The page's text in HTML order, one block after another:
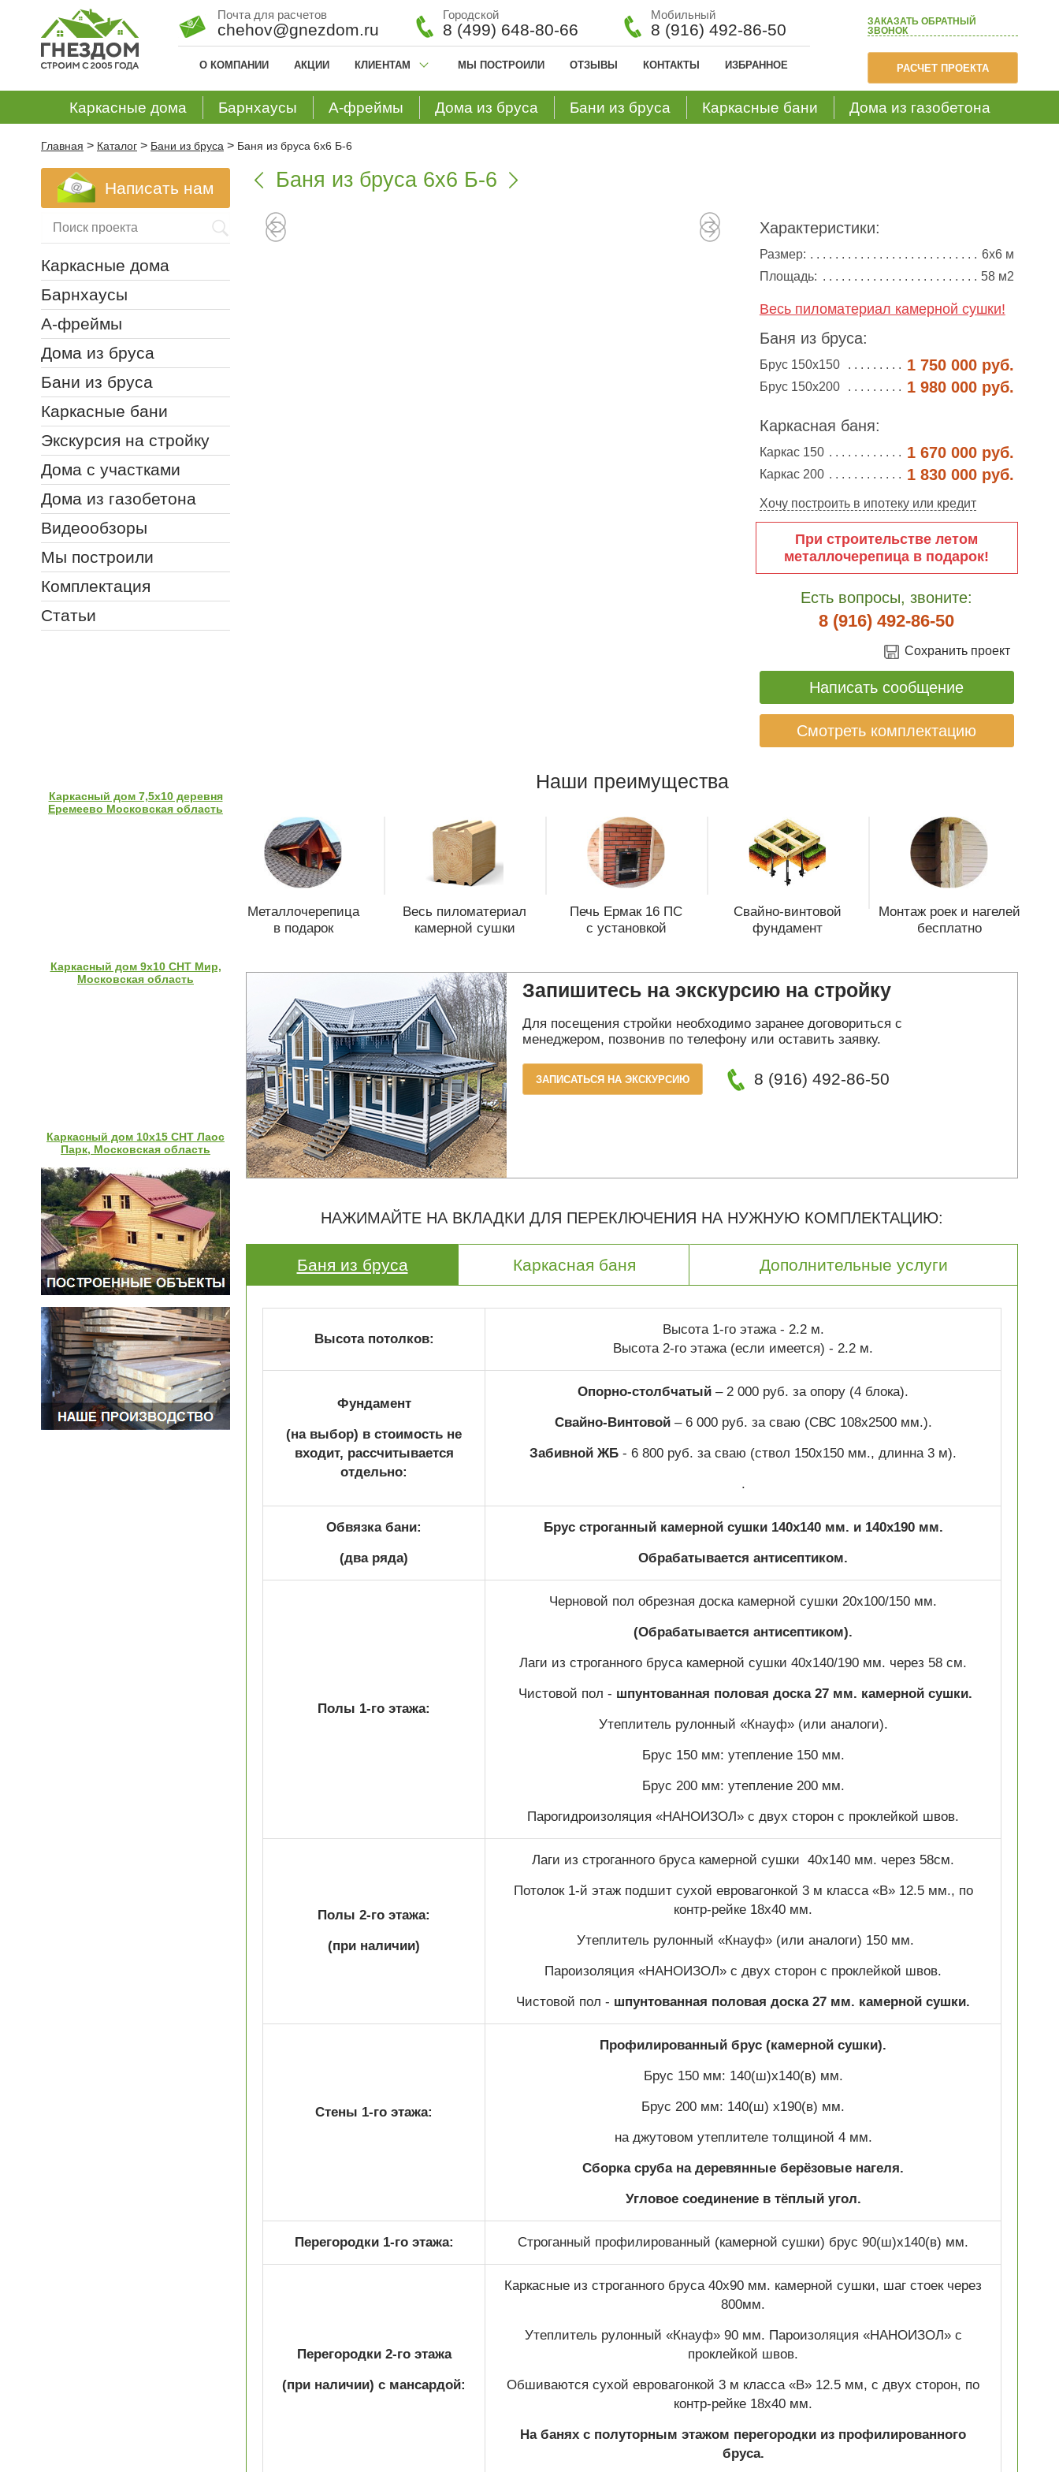
ЗАКАЗАТЬ ОБРАТНЫЙ
ЗВОНОК
РАСЧЕТ ПРОЕКТА
Почта для расчетов
chehov@gnezdom.ru
Городской
8 (499) 648-80-66
Мобильный
8 (916) 492-86-50
О КОМПАНИИ АКЦИИ КЛИЕНТАМ МЫ ПОСТРОИЛИ ОТЗЫВЫ КОНТАКТЫ ИЗБРАННОЕ
Каркасные дома Барнхаусы А-фреймы Дома из бруса Бани из бруса Каркасные бани Дома из газобетона
Главная > Каталог > Бани из бруса > Баня из бруса 6х6 Б-6
 Баня из бруса 6х6 Б-6 
Характеристики:
Размер:
6х6 м
Площадь:
58 м2
Весь пиломатериал камерной сушки!
Баня из бруса:
Брус 150х150 1 750 000 руб.
Брус 150х200 1 980 000 руб.
Каркасная баня:
Каркас 150 1 670 000 руб.
Каркас 200 1 830 000 руб.
Хочу построить в ипотеку или кредит
При строительстве летом
металлочерепица в подарок!
Есть вопросы, звоните:
8 (916) 492-86-50
Сохранить проект
Написать сообщение
Смотреть комплектацию
Наши преимущества
Металлочерепица
в подарок
Весь пиломатериал
камерной сушки
Печь Ермак 16 ПС
с установкой
Свайно-винтовой
фундамент
Монтаж роек и нагелей
бесплатно
Запишитесь на экскурсию на стройку
Для посещения стройки необходимо заранее договориться с
менеджером, позвонив по телефону или оставить заявку.
ЗАПИСАТЬСЯ НА ЭКСКУРСИЮ 8 (916) 492-86-50
НАЖИМАЙТЕ НА ВКЛАДКИ ДЛЯ ПЕРЕКЛЮЧЕНИЯ НА НУЖНУЮ КОМПЛЕКТАЦИЮ:
Баня из бруса Каркасная баня Дополнительные услуги
Высота потолков:
Высота 1-го этажа - 2.2 м.
Высота 2-го этажа (если имеется) - 2.2 м.
Фундамент
(на выбор) в стоимость не
входит, рассчитывается
отдельно:
Опорно-столбчатый – 2 000 руб. за опору (4 блока).
Свайно-Винтовой– 6 000 руб. за сваю (СВС 108х2500 мм.).
Забивной ЖБ - 6 800 руб. за сваю (ствол 150х150 мм., длинна 3 м).
.
Обвязка бани:
(два ряда)
Брус строганный камерной сушки 140х140 мм. и 140х190 мм.
Обрабатывается антисептиком.
Полы 1-го этажа:
Черновой пол обрезная доска камерной сушки 20х100/150 мм.
(Обрабатывается антисептиком).
Лаги из строганного бруса камерной сушки 40х140/190 мм. через 58 см.
Чистовой пол - шпунтованная половая доска 27 мм. камерной сушки.
Утеплитель рулонный «Кнауф» (или аналоги).
Брус 150 мм: утепление 150 мм.
Брус 200 мм: утепление 200 мм.
Парогидроизоляция «НАНОИЗОЛ» с двух сторон с проклейкой швов.
Полы 2-го этажа:
(при наличии)
Лаги из строганного бруса камерной сушки 40х140 мм. через 58см.
Потолок 1-й этаж подшит сухой евровагонкой 3 м класса «В» 12.5 мм., по
контр-рейке 18х40 мм.
Утеплитель рулонный «Кнауф» (или аналоги) 150 мм.
Пароизоляция «НАНОИЗОЛ» с двух сторон с проклейкой швов.
Чистовой пол - шпунтованная половая доска 27 мм. камерной сушки.
Стены 1-го этажа:
Профилированный брус (камерной сушки).
Брус 150 мм: 140(ш)х140(в) мм.
Брус 200 мм: 140(ш) х190(в) мм.
на джутовом утеплителе толщиной 4 мм.
Сборка сруба на деревянные берёзовые нагеля.
Угловое соединение в тёплый угол.
Перегородки 1-го этажа: Строганный профилированный (камерной сушки) брус 90(ш)х140(в) мм.
Перегородки 2-го этажа
(при наличии) с мансардой:
Каркасные из строганного бруса 40х90 мм. камерной сушки, шаг стоек через
800мм.
Утеплитель рулонный «Кнауф» 90 мм. Пароизоляция «НАНОИЗОЛ» с
проклейкой швов.
Обшиваются сухой евровагонкой 3 м класса «В» 12.5 мм, с двух сторон, по
контр-рейке 18х40 мм.
На банях с полуторным этажом перегородки из профилированного
бруса.
Написать нам
Каркасные дома
Барнхаусы
А-фреймы
Дома из бруса
Бани из бруса
Каркасные бани
Экскурсия на стройку
Дома с участками
Дома из газобетона
Видеообзоры
Мы построили
Комплектация
Статьи
Каркасный дом 7,5х10 деревня
Еремеево Московская область
Каркасный дом 9х10 СНТ Мир,
Московская область
Каркасный дом 10х15 СНТ Лаос
Парк, Московская область